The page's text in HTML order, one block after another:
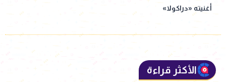
أغنيته «دراكولا»
الأكثر قراءة